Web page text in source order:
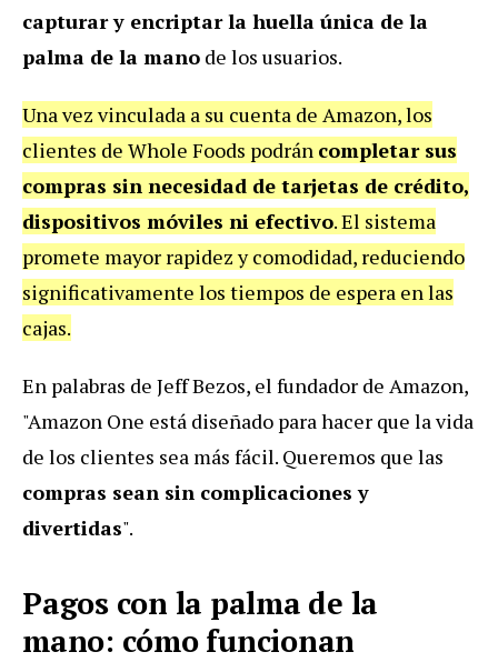
capturar y encriptar la huella única de la
palma de la mano de los usuarios.
Una vez vinculada a su cuenta de Amazon, los
clientes de Whole Foods podrán completar sus
compras sin necesidad de tarjetas de crédito,
dispositivos móviles ni efectivo. El sistema
promete mayor rapidez y comodidad, reduciendo
significativamente los tiempos de espera en las
cajas.
En palabras de Jeff Bezos, el fundador de Amazon,
"Amazon One está diseñado para hacer que la vida
de los clientes sea más fácil. Queremos que las
compras sean sin complicaciones y
divertidas".
Pagos con la palma de la
mano: cómo funcionan